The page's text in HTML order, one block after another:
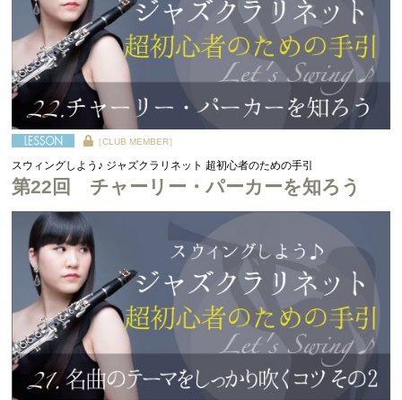
［CLUB MEMBER］
スウィングしよう♪ ジャズクラリネット 超初心者のための手引
第22回 チャーリー・パーカーを知ろう